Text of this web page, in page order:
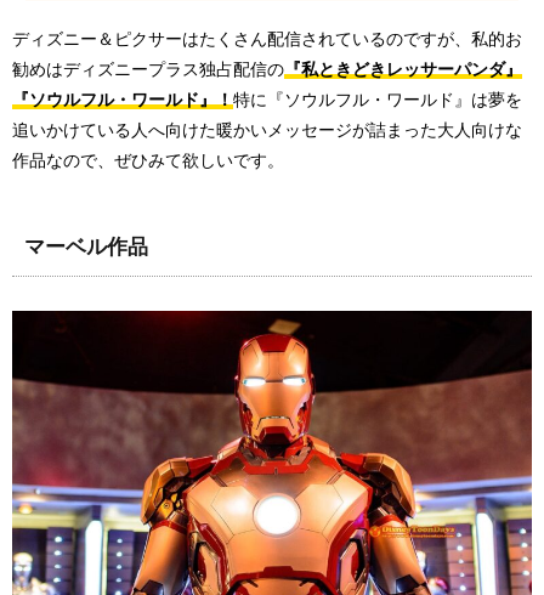
ディズニー＆ピクサーはたくさん配信されているのですが、私的お
勧めはディズニープラス独占配信の 『私ときどきレッサーパンダ』
『ソウルフル・ワールド』！ 特に『ソウルフル・ワールド』は夢を
追いかけている人へ向けた暖かいメッセージが詰まった大人向けな
作品なので、ぜひみて欲しいです。
マーベル作品